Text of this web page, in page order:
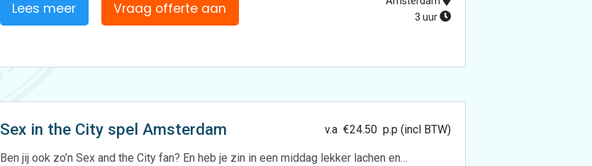
3 uur
Lees meer Vraag offerte aan
Sex in the City spel Amsterdam v.a €24.50p.p (incl BTW)
Ben jij ook zo’n Sex and the City fan? En heb je zin in een middag lekker lachen en…